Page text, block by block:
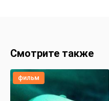
Смотрите также
фильм